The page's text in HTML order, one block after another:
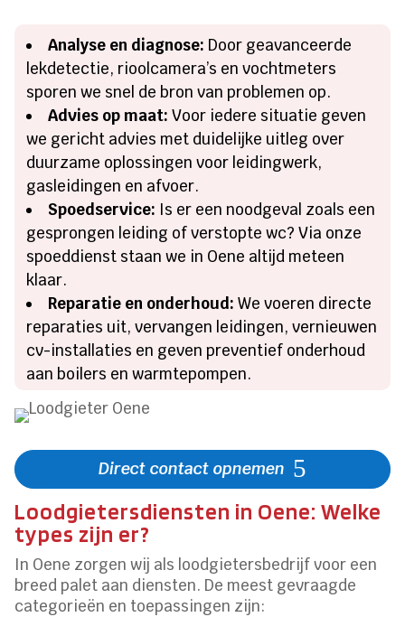
Analyse en diagnose: Door geavanceerde
lekdetectie, rioolcamera’s en vochtmeters
sporen we snel de bron van problemen op.
Advies op maat: Voor iedere situatie geven
we gericht advies met duidelijke uitleg over
duurzame oplossingen voor leidingwerk,
gasleidingen en afvoer.
Spoedservice: Is er een noodgeval zoals een
gesprongen leiding of verstopte wc? Via onze
spoeddienst staan we in Oene altijd meteen
klaar.
Reparatie en onderhoud: We voeren directe
reparaties uit, vervangen leidingen, vernieuwen
cv-installaties en geven preventief onderhoud
aan boilers en warmtepompen.
Direct contact opnemen
Loodgietersdiensten in Oene: Welke
types zijn er?
In Oene zorgen wij als loodgietersbedrijf voor een
breed palet aan diensten. De meest gevraagde
categorieën en toepassingen zijn: